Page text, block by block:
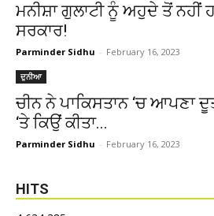
ਮਨੀਸ਼ਾ ਗੁਲਾਟੀ ਨੂੰ ਅਹੁਦੇ ਤੋਂ ਨਹੀਂ
ਸਰਕਾਰ!
Parminder Sidhu - February 16, 2023
ਦੁਨੀਆ
ਚੀਨ ਨੇ ਪਾਕਿਸਤਾਨ ‘ਚ ਆਪਣਾ
‘ਤੇ ਕਿਉਂ ਕੀਤਾ...
Parminder Sidhu - February 16, 2023
HITS